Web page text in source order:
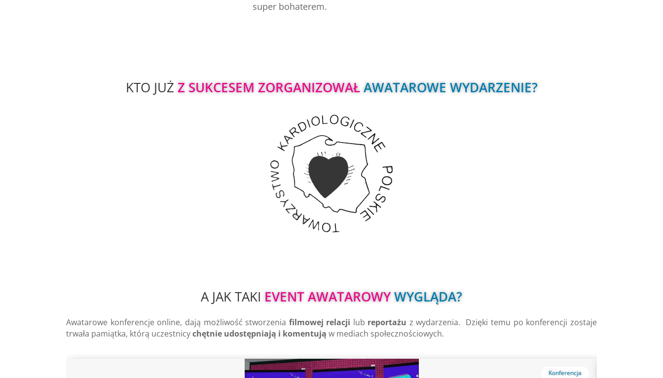
super bohaterem.
KTO JUŻ Z SUKCESEM ZORGANIZOWAŁ AWATAROWE WYDARZENIE?
A JAK TAKI EVENT AWATAROWY WYGLĄDA?
Awatarowe konferencje online, dają możliwość stworzenia filmowej relacji lub reportażu z wydarzenia. Dzięki temu po konferencji zostaje
trwała pamiątka, którą uczestnicychętnie udostępniają i komentują w mediach społecznościowych.
Konferencja